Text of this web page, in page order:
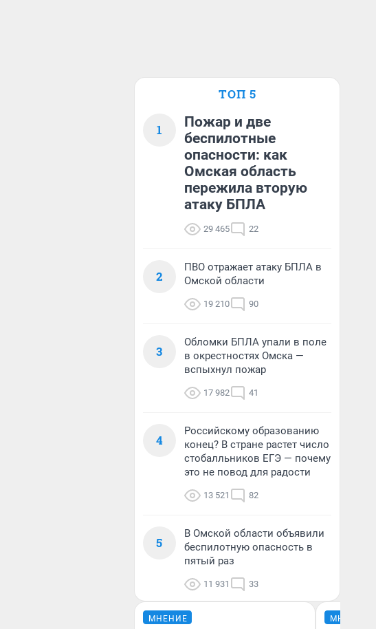
ТОП 5
1
Пожар и две
беспилотные
опасности: как
Омская область
пережила вторую
атаку БПЛА
29 465 22
2
ПВО отражает атаку БПЛА в
Омской области
19 210 90
3
Обломки БПЛА упали в поле
в окрестностях Омска —
вспыхнул пожар
17 982 41
4
Российскому образованию
конец? В стране растет число
стобалльников ЕГЭ — почему
это не повод для радости
13 521 82
5
В Омской области объявили
беспилотную опасность в
пятый раз
11 931 33
МНЕНИЕ МНЕНИЕ